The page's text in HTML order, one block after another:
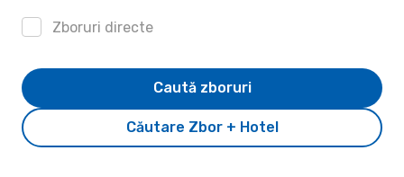
Zboruri directe
Căutare Zbor + Hotel
Caută zboruri